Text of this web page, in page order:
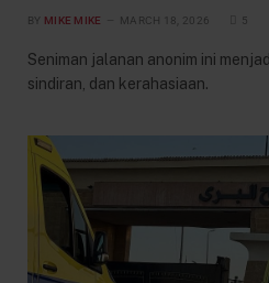
BY MIKE MIKE MARCH 18, 2026 5
Seniman jalanan anonim ini
sindiran, dan kerahasiaan.